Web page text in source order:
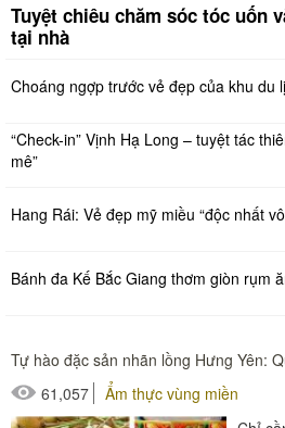
Tuyệt chiêu chăm sóc tóc uốn
tại nhà
Choáng ngợp trước vẻ đẹp của khu du
“Check-in” Vịnh Hạ Long – tuyệt tác
mê”
Hang Rái: Vẻ đẹp mỹ miều “độc nhất
Bánh đa Kế Bắc Giang thơm giòn rụm
Tự hào đặc sản nhãn lồng Hưng Yên:
61,057
Ẩm thực vùng miền